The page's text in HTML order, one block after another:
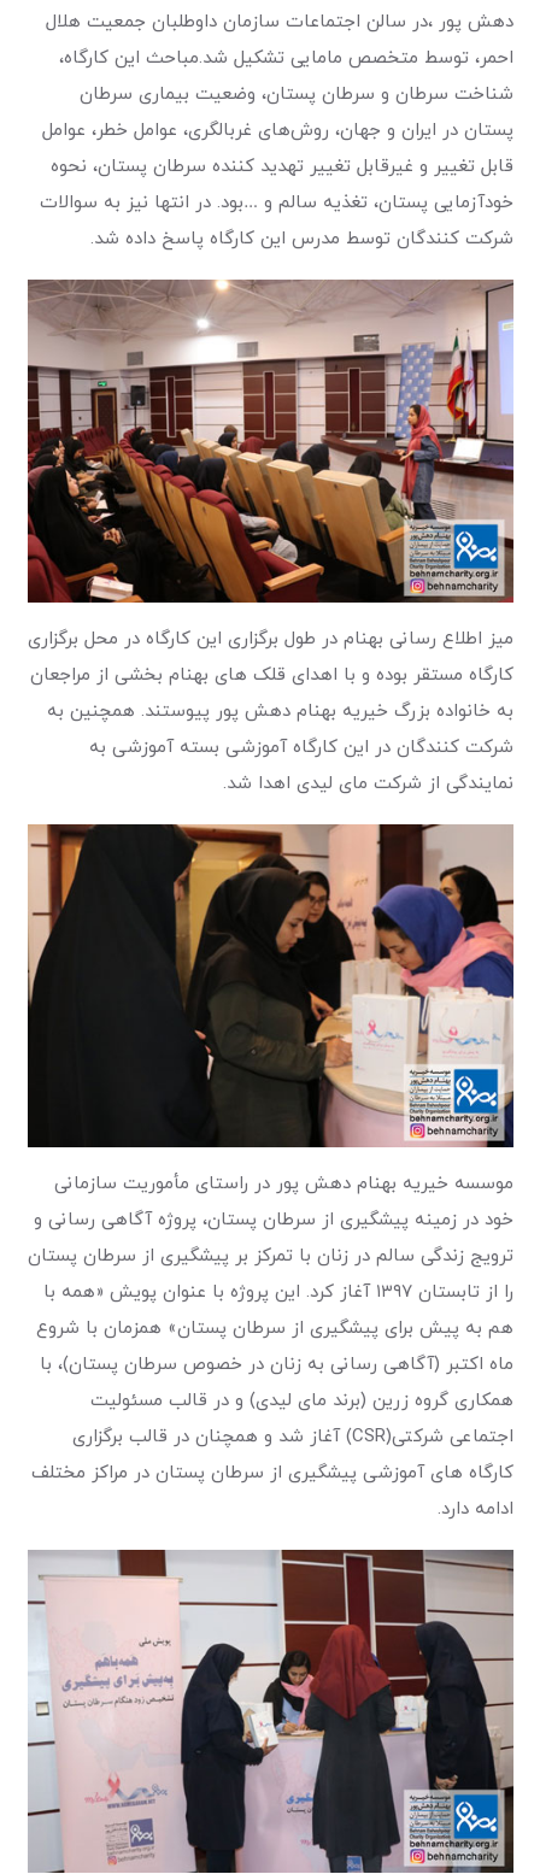
دهش پور ،در سالن اجتماعات سازمان داوطلبان جمعیت هلال
احمر، توسط متخصص مامایی تشکیل شد.مباحث این کارگاه،
شناخت سرطان و سرطان پستان، وضعیت بیماری سرطان
پستان در ایران و جهان، روش‌های غربالگری، عوامل خطر، عوامل
قابل تغییر و غیرقابل تغییر تهدید کننده سرطان پستان، نحوه
خودآزمایی پستان، تغذیه سالم و …بود. در انتها نیز به سوالات
شرکت کنندگان توسط مدرس این کارگاه پاسخ داده شد.
میز اطلاع رسانی بهنام در طول برگزاری این کارگاه در محل برگزاری
کارگاه مستقر بوده و با اهدای قلک های بهنام بخشی از مراجعان
به خانواده بزرگ خیریه بهنام دهش پور پیوستند. همچنین به
شرکت کنندگان در این کارگاه آموزشی بسته آموزشی به
نمایندگی از شرکت مای لیدی اهدا شد.
موسسه خیریه بهنام دهش پور در راستای مأموریت سازمانی
خود در زمینه پیشگیری از سرطان پستان، پروژه آگاهی رسانی و
ترویج زندگی سالم در زنان با تمرکز بر پیشگیری از سرطان پستان
را از تابستان ۱۳۹۷ آغاز کرد. این پروژه با عنوان پویش «همه با
هم به پیش برای پیشگیری از سرطان پستان» همزمان با شروع
ماه اکتبر (آگاهی رسانی به زنان در خصوص سرطان پستان)، با
همکاری گروه زرین (برند مای لیدی) و در قالب مسئولیت
اجتماعی شرکتی(CSR) آغاز شد و همچنان در قالب برگزاری
کارگاه های آموزشی پیشگیری از سرطان پستان در مراکز مختلف
ادامه دارد.